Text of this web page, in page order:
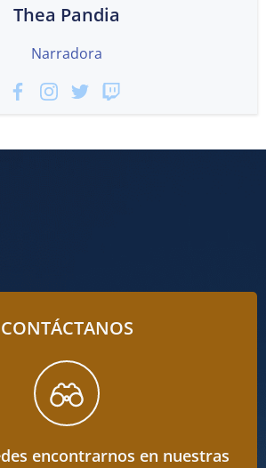
Thea Pandia
Narradora
CONTÁCTANOS
encontrarnos en nuestras